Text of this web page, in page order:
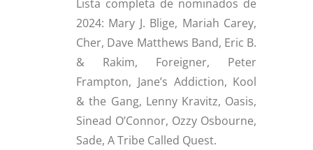
Lista completa de nominados de
2024: Mary J. Blige, Mariah Carey,
Cher, Dave Matthews Band, Eric B.
& Rakim, Foreigner, Peter
Frampton, Jane’s Addiction, Kool
& the Gang, Lenny Kravitz, Oasis,
Sinead O’Connor, Ozzy Osbourne,
Sade, A Tribe Called Quest.